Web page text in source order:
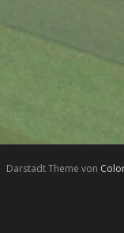
Darstadt Theme von